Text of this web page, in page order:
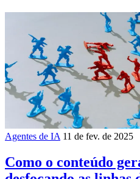
Agentes de IA 11 de fev. de 2025
Como o conteúdo